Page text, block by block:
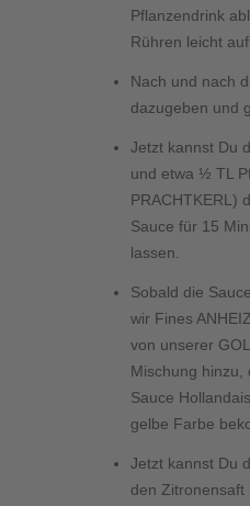
Pflanzendrink
Rühren leicht
Nach und nach
dazugeben und
Jetzt kannst Du
und etwa ½ TL
PRACHTKERL)
Sauce für 15
lassen.
Sobald die
wir Fines
von unserer
Mischung hinzu,
Sauce
gelbe Farbe
Jetzt kannst Du
den Zitronensaft